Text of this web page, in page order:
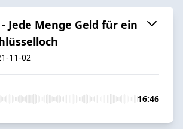
- Jede Menge Geld für ein
11-02
16:46